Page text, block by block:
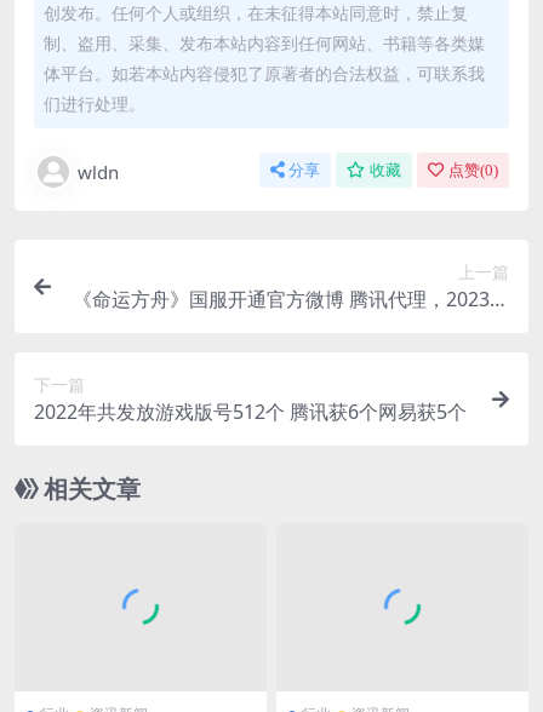
创发布。任何个人或组织，在未征得本站同意时，禁止复
制、盗用、采集、发布本站内容到任何网站、书籍等各类媒
体平台。如若本站内容侵犯了原著者的合法权益，可联系我
们进行处理。
wldn 分享 收藏 点赞(0)
上一篇
《命运方舟》国服开通官方微博 腾讯代理，2023年
下一篇
2022年共发放游戏版号512个 腾讯获6个网易获5个
相关文章